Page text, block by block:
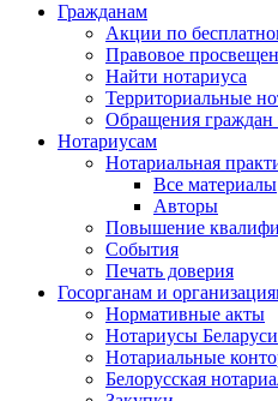
Гражданам
Акции по
Правовое
Найти нотариуса
Территориальные
Обращения
Нотариусам
Нотариальная
Все материалы
Авторы
Повышение
События
Печать доверия
Госорганам и
Нормативные акты
Нотариусы Беларуси
Нотариальные
Белорусская